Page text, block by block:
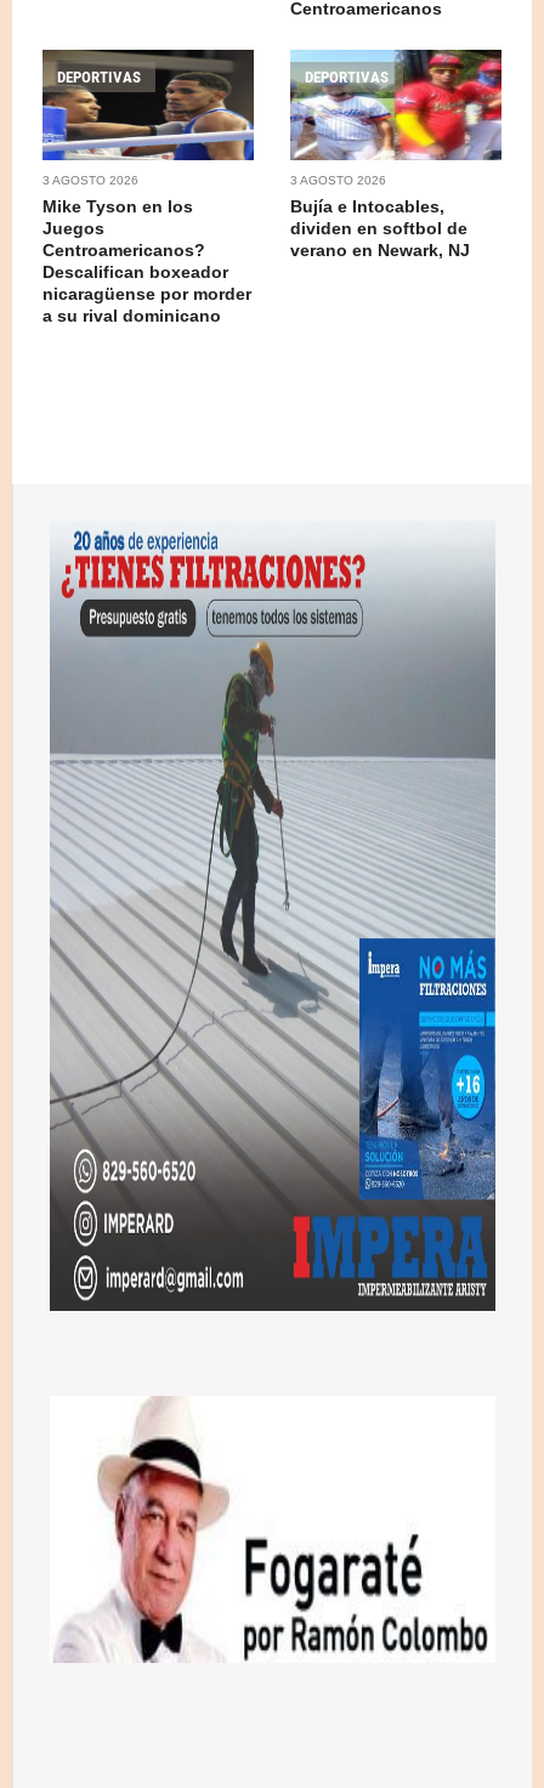
Centroamericanos
DEPORTIVAS
3 AGOSTO 2026
Mike Tyson en los
Juegos
Centroamericanos?
Descalifican boxeador
nicaragüense por morder
a su rival dominicano
DEPORTIVAS
3 AGOSTO 2026
Bujía e Intocables,
dividen en softbol de
verano en Newark, NJ